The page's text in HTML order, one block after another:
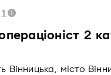
2
1
Вінницька, місто